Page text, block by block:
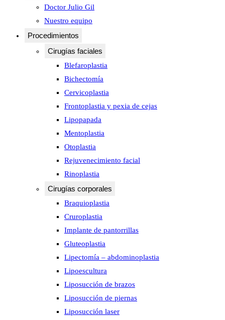
Doctor Julio Gil
Nuestro equipo
Procedimientos
Cirugías faciales
Blefaroplastia
Bichectomía
Cervicoplastia
Frontoplastia y pexia de cejas
Lipopapada
Mentoplastia
Otoplastia
Rejuvenecimiento facial
Rinoplastia
Cirugías corporales
Braquioplastia
Cruroplastia
Implante de pantorrillas
Gluteoplastia
Lipectomía – abdominoplastia
Lipoescultura
Liposucción de brazos
Liposucción de piernas
Liposucción laser